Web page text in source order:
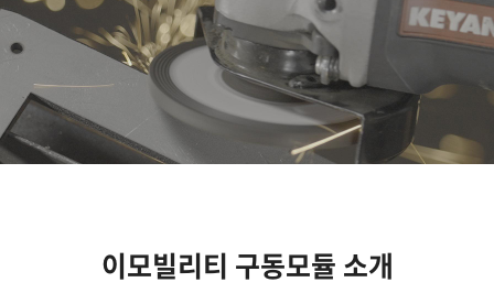
이모빌리티 구동모듈 소개